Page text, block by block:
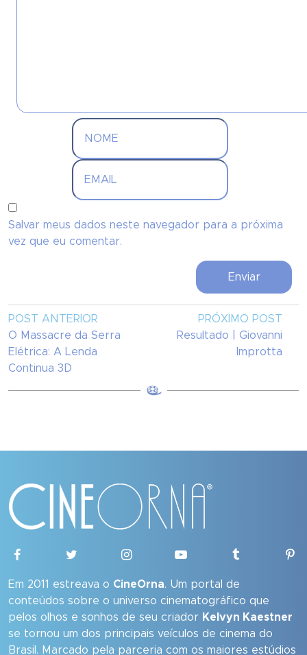
Salvar meus dados neste navegador para a próxima
vez que eu comentar.
POST ANTERIOR
O Massacre da Serra
Elétrica: A Lenda
Continua 3D
PRÓXIMO POST
Resultado | Giovanni
Improtta
Em 2011 estreava o CineOrna. Um portal de
conteúdos sobre o universo cinematográfico que
pelos olhos e sonhos de seu criador Kelvyn Kaestner
se tornou um dos principais veículos de cinema do
Brasil. Marcado pela parceria com os maiores estúdios